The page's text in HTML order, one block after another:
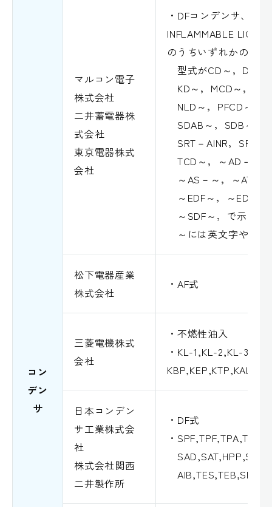
コン
デン
サ
マルコン電子
株式会社
二井蓄電器株
式会社
東京電器株式
会社
・DFコンデンサ、シ
INFLAMMABLE LIQUID
のうちいずれかの表
型式がCD～，D～，
KD～，MCD～，
NLD～，PFCD～，
SDAB～，SDB～，
SRT－AINR，SRTR
TCD～，～AD－～
～AS－～，～AT－
～EDF～，～EDS～
～SDF～，で示され
～には英文字や数
松下電器産業
株式会社
・AF式
三菱電機株式
会社
・不燃性油入
・KL-1,KL-2,KL-
日本コンデン
サ工業株式会
社
株式会社関西
二井製作所
・DF式
・